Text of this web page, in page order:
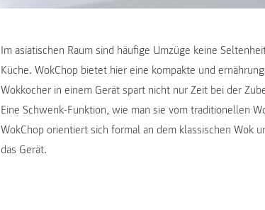
Im asiatischen Raum sind häufige Umzüge keine
Küche. WokChop bietet hier eine kompakte und
Wokkocher in einem Gerät spart nicht nur Zeit bei der
Eine Schwenk-Funktion, wie man sie vom traditionellen
WokChop orientiert sich formal an dem klassischen Wok
das Gerät.